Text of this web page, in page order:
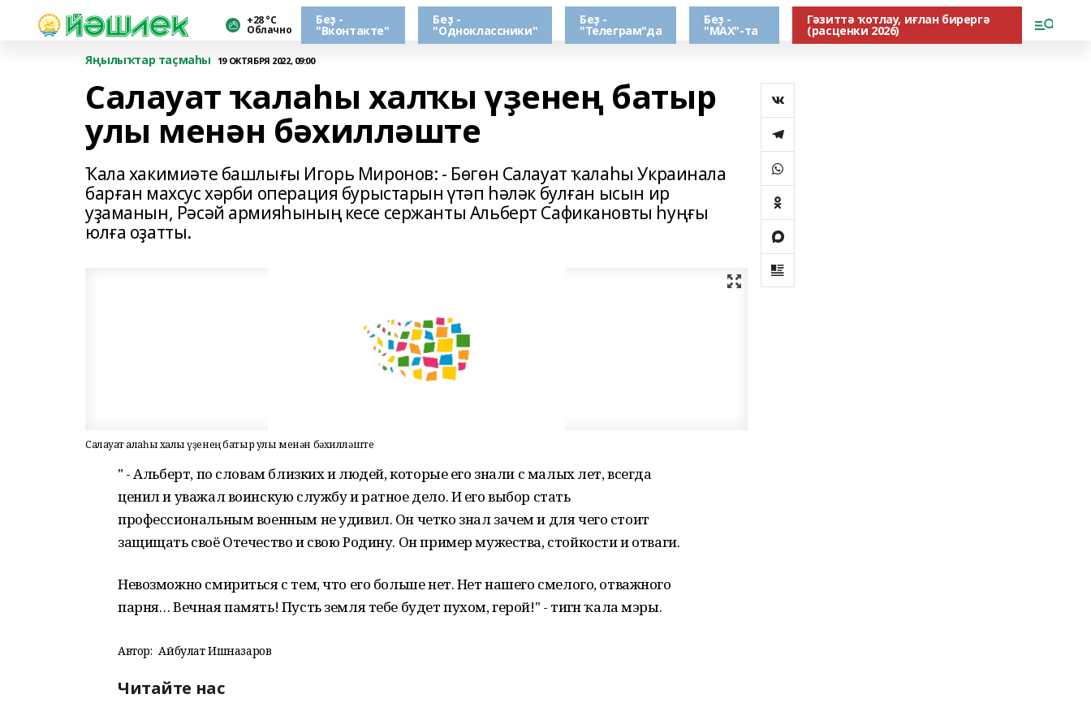
+28 °С
Облачно
Беҙ -
"Вконтакте"
Беҙ -
"Одноклассники"
Беҙ -
"Телеграм"да
Беҙ -
"МАХ"-та
Гәзиттә ҡотлау, иғлан бирергә
(расценки 2026)
Яңылыҡтар таҫмаһы
19 ОКТЯБРЯ 2022, 09:00
Салауат ҡалаһы халҡы үҙенең батыр
улы менән бәхилләште
Ҡала хакимиәте башлығы Игорь Миронов: - Бөгөн Салауат ҡалаһы Украинала
барған махсус хәрби операция бурыстарын үтәп һәләк булған ысын ир
уҙаманын, Рәсәй армияһының кесе сержанты Альберт Сафикановты һуңғы
юлға оҙатты.
Салауат ҡалаһы халҡы үҙенең батыр улы менән бәхилләште
" - Альберт, по словам близких и людей, которые его знали с малых лет, всегда
ценил и уважал воинскую службу и ратное дело. И его выбор стать
профессиональным военным не удивил. Он четко знал зачем и для чего стоит
защищать своё Отечество и свою Родину. Он пример мужества, стойкости и отваги.
Невозможно смириться с тем, что его больше нет. Нет нашего смелого, отважного
парня… Вечная память! Пусть земля тебе будет пухом, герой!" - тигән ҡала мэры.
Автор: Айбулат Ишназаров
Читайте нас